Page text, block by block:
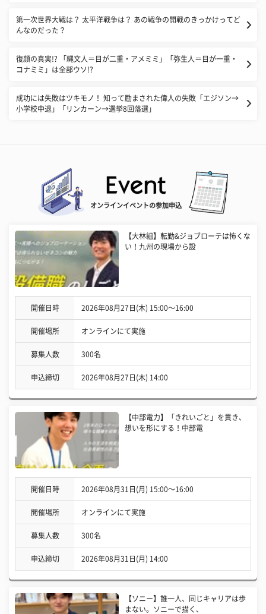
第一次世界大戦は？ 太平洋戦争は？ あの戦争の開戦のきっかけってど
んなのだった？
復顔の真実!? 「縄文人＝目が二重・アメミミ」「弥生人＝目が一重・
コナミミ」は全部ウソ!?
成功には失敗はツキモノ！ 知って励まされた偉人の失敗「エジソン→
小学校中退」「リンカーン→選挙8回落選」
オンラインイベントの参加申込
【大林組】転勤&ジョブローテは怖くな
い！九州の現場から設
開催日時 2026年08月27日(木) 15:00〜16:00
開催場所 オンラインにて実施
募集人数 300名
申込締切 2026年08月27日(木) 14:00
【中部電力】「きれいごと」を貫き、
想いを形にする！中部電
開催日時 2026年08月31日(月) 15:00〜16:00
開催場所 オンラインにて実施
募集人数 300名
申込締切 2026年08月31日(月) 14:00
【ソニー】誰一人、同じキャリアは歩
まない。ソニーで描く、